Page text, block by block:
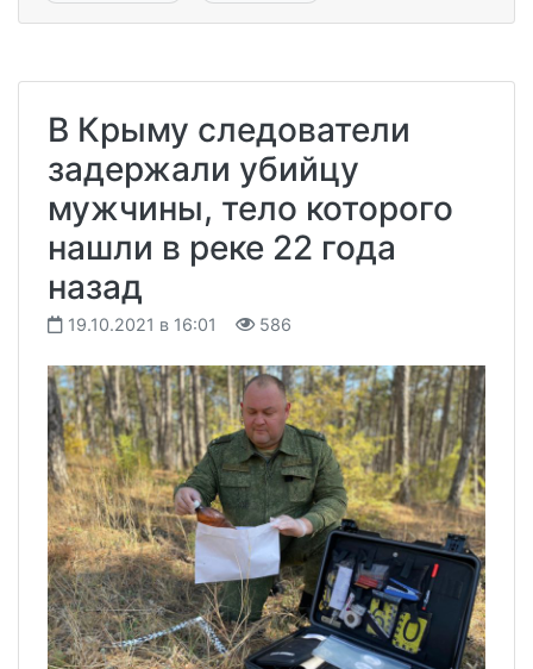
В Крыму следователи
задержали убийцу
мужчины, тело которого
нашли в реке 22 года
назад
19.10.2021 в 16:01 586